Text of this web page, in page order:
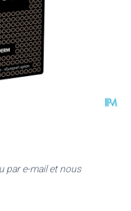
par e-mail et nous